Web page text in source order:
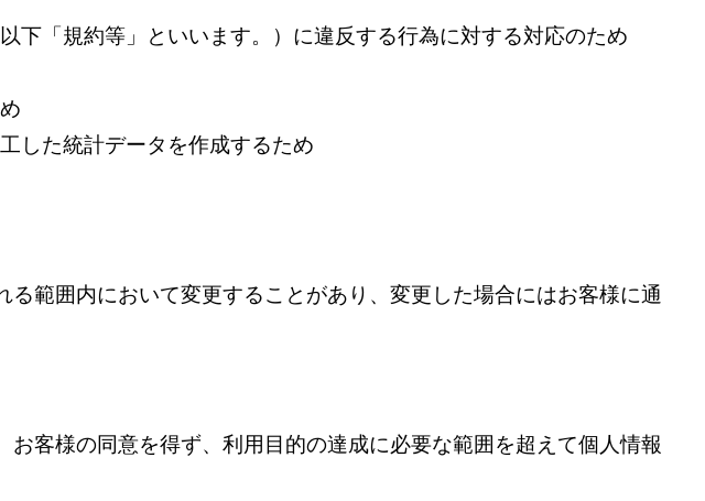
下「規約等」といいます。）に違反する行為に対する対応のため
した統計データを作成するため
範囲内において変更することがあり、変更した場合にはお客様に通
客様の同意を得ず、利用目的の達成に必要な範囲を超えて個人情報